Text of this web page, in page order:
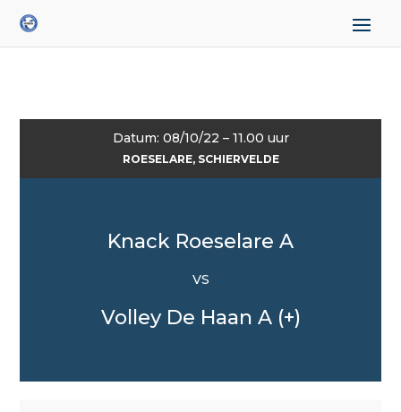
Datum: 08/10/22 – 11.00 uur
ROESELARE, SCHIERVELDE
Knack Roeselare A
VS
Volley De Haan A (+)